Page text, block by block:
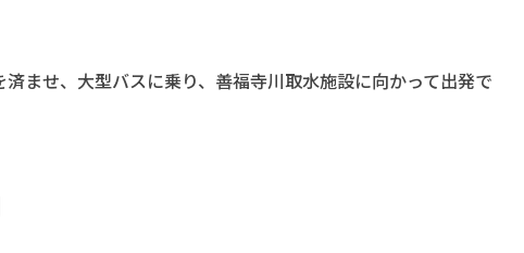
ませ、大型バスに乗り、善福寺川取水施設に向かって出発で